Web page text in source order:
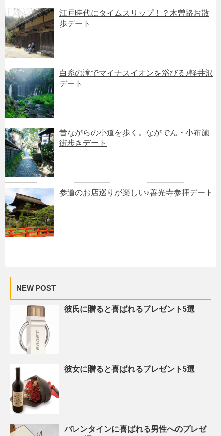
江戸時代にタイムスリップ！？木曽路お散
歩デート
白糸の滝でマイナスイオンを浴びる♪軽井沢
デート
昔ながらの小道を歩く。ながでん・小布施
街歩きデート
参道のお店巡りが楽しい♪善光寺参拝デート
NEW POST
彼氏に贈ると喜ばれるプレゼント5選
彼女に贈ると喜ばれるプレゼント5選
バレンタインに喜ばれる男性へのプレゼ